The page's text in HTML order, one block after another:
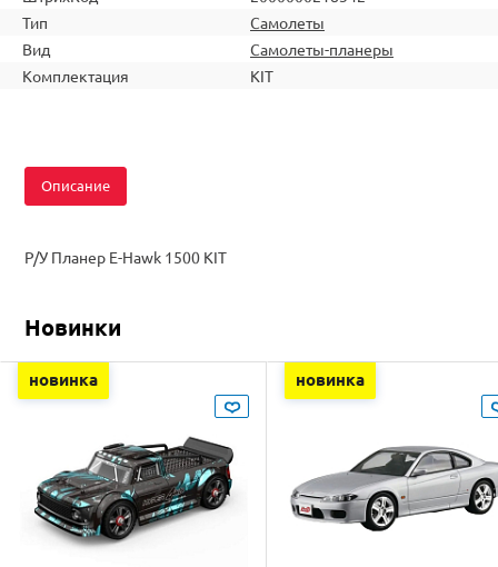
Тип
Самолеты
Вид
Самолеты-планеры
Комплектация
KIT
Описание
Р/У Планер E-Hawk 1500 KIT
Новинки
новинка новинка